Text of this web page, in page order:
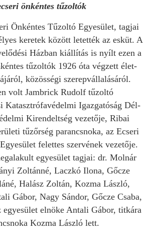
önkéntes tűzoltók
Önkéntes Tűzoltó Egyesület, tagjai
keretek között letették az esküt. A
Házban kiállítás is nyílt ezen a
tűzoltók 1926 óta végzett élet-
közösségi szerepvállalásáról.
volt Jambrick Rudolf tűzoltó
Katasztrófavédelmi Igazgatóság Dél-
Kirendeltség vezetője, Ribai
tűzőrség parancsnoka, az Ecseri
felettes szervének vezetője.
egyesület tagjai: dr. Molnár
Zoltánné, Laczkó Ilona, Gőcze
Halász Zoltán, Kozma László,
Gábor, Nagy Sándor, Gőcze Csaba,
elnöke Antali Gábor, titkára
Kozma László lett.